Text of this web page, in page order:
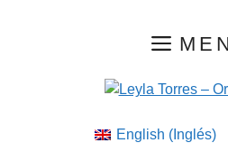
English ( Inglés)